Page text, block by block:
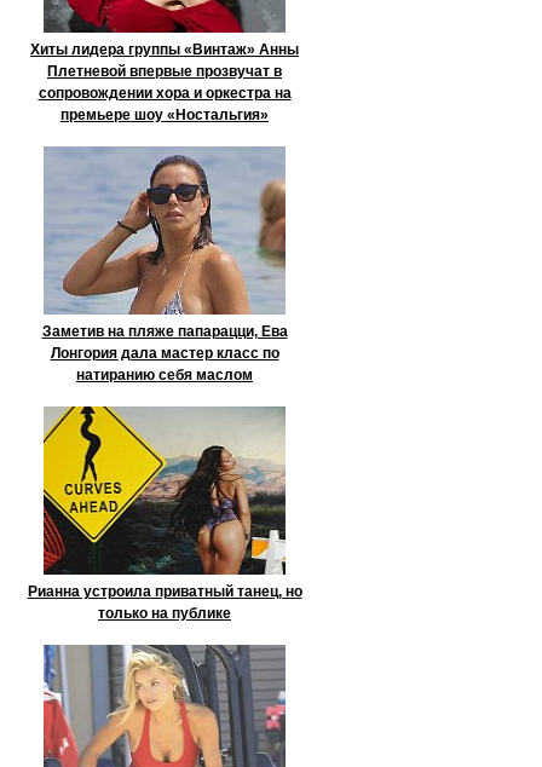
Хиты лидера группы «Винтаж» Анны
Плетневой впервые прозвучат в
сопровождении хора и оркестра на
премьере шоу «Ностальгия»
Заметив на пляже папарацци, Ева
Лонгория дала мастер класс по
натиранию себя маслом
Рианна устроила приватный танец, но
только на публике